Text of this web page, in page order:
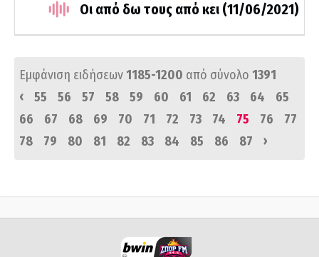
Οι από δω τους από κει (11/06/2021)
Εμφάνιση ειδήσεων1185-1200 από σύνολο 1391
‹
55 56 57 58 59 60 61 62 63 64
65
66
67 68 69 70 71 72 73 74 75 76
77
78
79 80 81 82 83 84 85 86 87 ›